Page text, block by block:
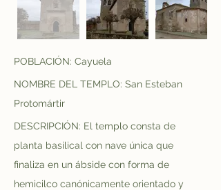
POBLACIÓN: Cayuela
NOMBRE DEL TEMPLO: San Esteban
Protomártir
DESCRIPCIÓN: El templo consta de
planta basilical con nave única que
finaliza en un ábside con forma de
hemicilco canónicamente orientado y